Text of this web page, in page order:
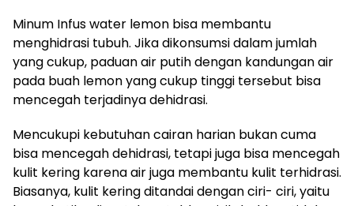
Minum Infus water lemon bisa membantu
menghidrasi tubuh. Jika dikonsumsi dalam jumlah
yang cukup, paduan air putih dengan kandungan air
pada buah lemon yang cukup tinggi tersebut bisa
mencegah terjadinya dehidrasi.
Mencukupi kebutuhan cairan harian bukan cuma
bisa mencegah dehidrasi, tetapi juga bisa mencegah
kulit kering karena air juga membantu kulit terhidrasi.
Biasanya, kulit kering ditandai dengan ciri- ciri, yaitu